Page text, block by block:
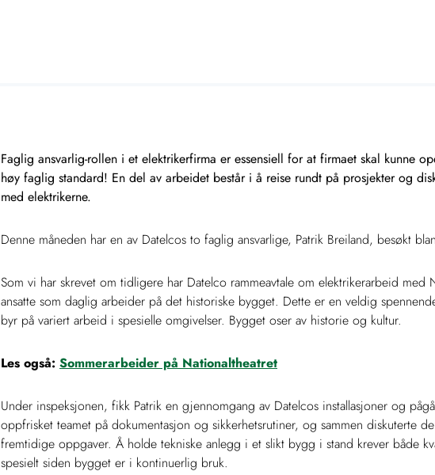
Faglig ansvarlig-rollen i et elektrikerfirma er essensiell for at firmaet skal kunne
høy faglig standard! En del av arbeidet består i å reise rundt på prosjekter og
med elektrikerne.
Denne måneden har en av Datelcos to faglig ansvarlige, Patrik Breiland, besøkt
Som vi har skrevet om tidligere har Datelco rammeavtale om elektrikerarbeid med
ansatte som daglig arbeider på det historiske bygget. Dette er en veldig
byr på variert arbeid i spesielle omgivelser. Bygget oser av historie og kultur.
Les også: Sommerarbeider på Nationaltheatret
Under inspeksjonen, fikk Patrik en gjennomgang av Datelcos installasjoner og
oppfrisket teamet på dokumentasjon og sikkerhetsrutiner, og sammen diskuterte
fremtidige oppgaver. Å holde tekniske anlegg i et slikt bygg i stand krever både
spesielt siden bygget er i kontinuerlig bruk.